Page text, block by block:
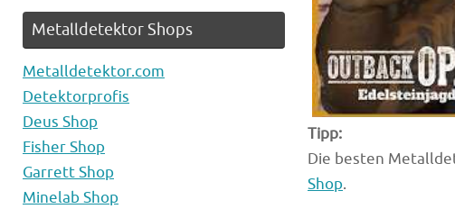
Tipp:
Die besten
Shop.
Metalldetektor Shops
Metalldetektor.com
Detektorprofis
Deus Shop
Fisher Shop
Garrett Shop
Minelab Shop